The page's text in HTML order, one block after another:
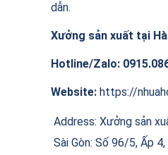
dẫn.
Xưởng sản xuất tại
Hotline/Zalo:
Website: https://
Address: Xưởng sản
Sài Gòn: Số 96/5, Ấp